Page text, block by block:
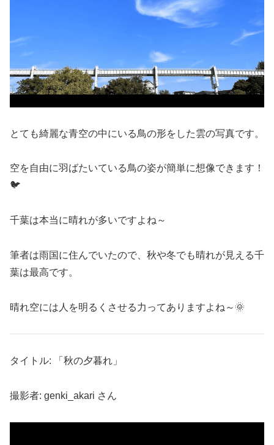
とても綺麗な青空の中にいる鳥の形をした雲の写真です。
空を自由に羽ばたいている鳥の姿が簡単に想像できます！
🐦
千葉は本当に晴れが多いですよね～
筆者は雨国に住んでいたので、秋や冬でも晴れが見える千
葉は最高です。
晴れ空には人を明るくさせる力ってありますよね～🌞
タイトル: 「秋の夕暮れ」
撮影者: genki_akari さん